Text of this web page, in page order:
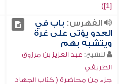
[1])
الفهرس: باب في
العدو يؤتى على غرة
ويتشبه بهم
للشيخ: عبد العزيز بن مرزوق
الطريفي
جزء من محاضرة ( كتاب الجهاد